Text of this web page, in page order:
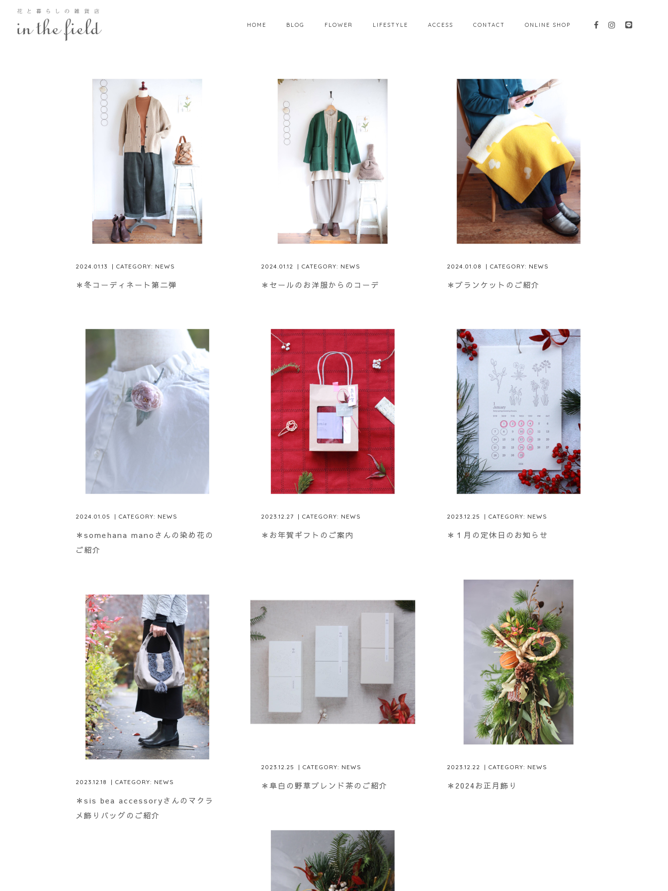
HOME BLOG FLOWER LIFESTYLE ACCESS CONTACT ONLINE SHOP
2024.01.13 | CATEGORY: NEWS
＊冬コーディネート第二弾
2024.01.12 | CATEGORY: NEWS
＊セールのお洋服からのコーデ
2024.01.08 | CATEGORY: NEWS
＊ブランケットのご紹介
2024.01.05 | CATEGORY: NEWS
＊somehana manoさんの染め花の
ご紹介
2023.12.27 | CATEGORY: NEWS
＊お年賀ギフトのご案内
2023.12.25 | CATEGORY: NEWS
＊１月の定休日のお知らせ
2023.12.25 | CATEGORY: NEWS
＊阜白の野草ブレンド茶のご紹介
2023.12.22 | CATEGORY: NEWS
＊2024お正月飾り
2023.12.18 | CATEGORY: NEWS
＊sis bea accessoryさんのマクラ
メ飾りバッグのご紹介